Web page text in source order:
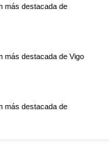
más destacada de
más destacada de Vigo
más destacada de